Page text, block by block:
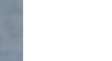
相關給付款項請
意方可使用
公司不負相關責